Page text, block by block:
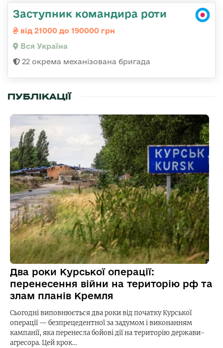
Заступник командира роти
від 21000 до 190000 грн
Вся Україна
22 окрема механізована бригада
ПУБЛІКАЦІЇ
Два роки Курської операції:
перенесення війни на територію рф та
злам планів Кремля
Сьогодні виповнюється два роки від початку Курської
операції — безпрецедентної за задумом і виконанням
кампанії, яка перенесла бойові дії на територію держави-
агресора. Цей крок…